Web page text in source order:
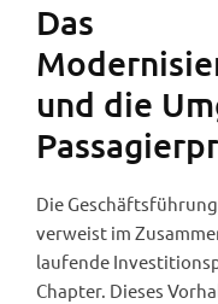
Das
und die
Die
verweist im
laufende
Chapter. Dieses